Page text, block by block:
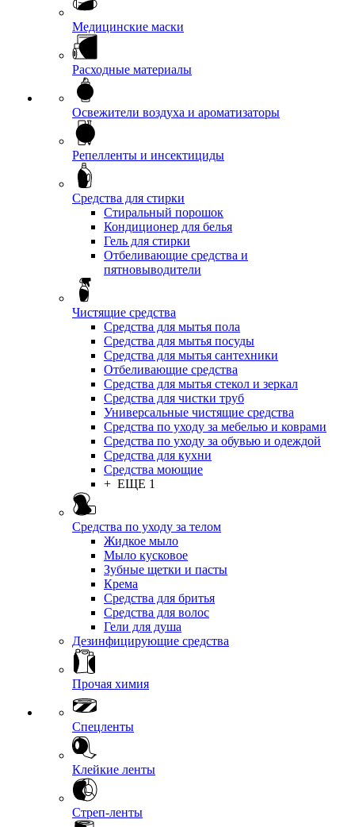
Медицинские маски
Расходные материалы
Освежители воздуха и ароматизаторы
Репелленты и инсектициды
Средства для стирки
Стиральный порошок
Кондиционер для белья
Гель для стирки
Отбеливающие средства и
пятновыводители
Чистящие средства
Средства для мытья пола
Средства для мытья посуды
Средства для мытья сантехники
Отбеливающие средства
Средства для мытья стекол и зеркал
Средства для чистки труб
Универсальные чистящие средства
Средства по уходу за мебелью и коврами
Средства по уходу за обувью и одеждой
Средства для кухни
Средства моющие
+ ЕЩЕ 1
Средства по уходу за телом
Жидкое мыло
Мыло кусковое
Зубные щетки и пасты
Крема
Средства для бритья
Средства для волос
Гели для душа
Дезинфицирующие средства
Прочая химия
Спецленты
Клейкие ленты
Стреп-ленты